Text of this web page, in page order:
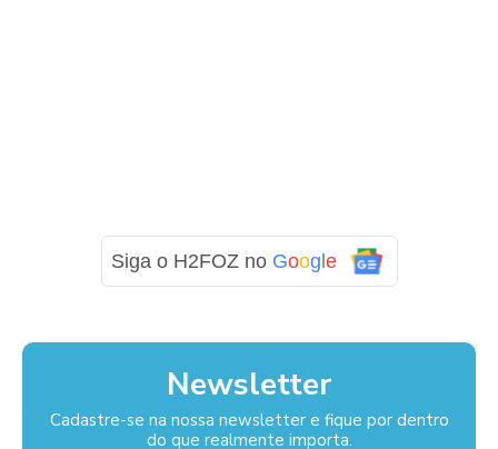
Siga o H2FOZ no Google
Newsletter
Cadastre-se na nossa newsletter e fique por dentro
do que realmente importa.